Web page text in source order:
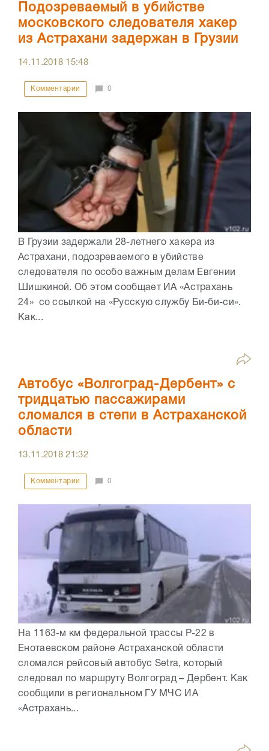
Подозреваемый в убийстве
московского следователя хакер
из Астрахани задержан в Грузии
14.11.2018 15:48
Комментарии 0
В Грузии задержали 28-летнего хакера из
Астрахани, подозреваемого в убийстве
следователя по особо важным делам Евгении
Шишкиной. Об этом сообщает ИА «Астрахань
24» со ссылкой на «Русскую службу Би-би-си».
Как...
Автобус «Волгоград-Дербент» с
тридцатью пассажирами
сломался в степи в Астраханской
области
13.11.201821:32
Комментарии 0
На 1163-м км федеральной трассы Р-22 в
Енотаевском районе Астраханской области
сломался рейсовый автобус Setra, который
следовал по маршруту Волгоград – Дербент. Как
сообщили в региональном ГУ МЧС ИА
«Астрахань...